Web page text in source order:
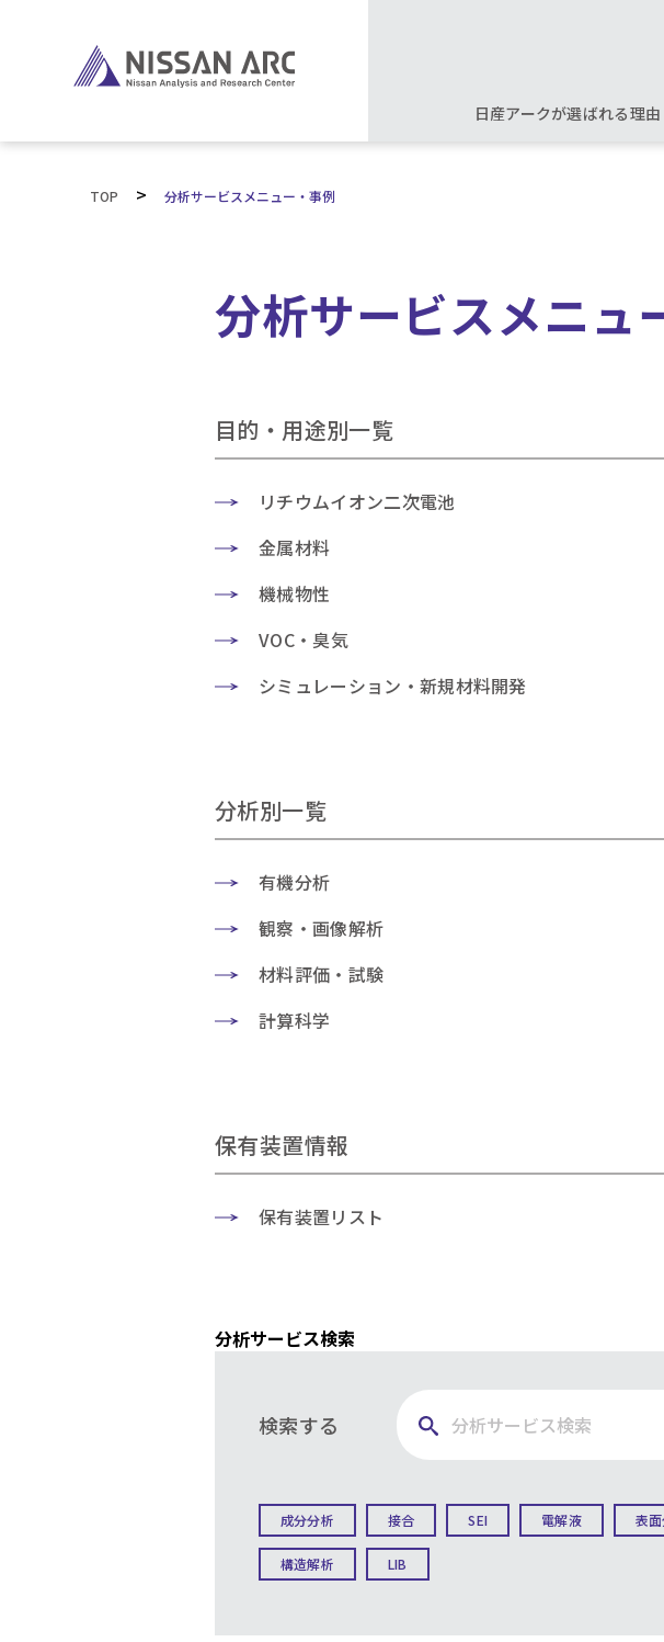
日産アークが選ばれる理由
TOP > 分析サービスメニュー・事例
分析サービスメニュ
目的・用途別一覧
リチウムイオン二次電池
金属材料
機械物性
VOC・臭気
シミュレーション・新規材料開発
分析別一覧
有機分析
観察・画像解析
材料評価・試験
計算科学
保有装置情報
保有装置リスト
分析サービス検索
検索する
成分分析 接合 SEI 電解液 表
構造解析 LIB